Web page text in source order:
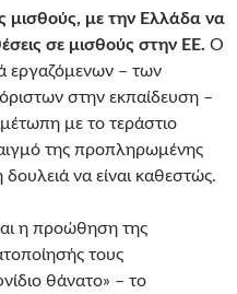
μισθούς, με την Ελλάδα να
σε μισθούς στην ΕΕ. Ο
εργαζόμενων – των
στην εκπαίδευση –
με το τεράστιο
της προπληρωμένης
δουλειά να είναι καθεστώς.
η προώθηση της
τους
θάνατο» – το